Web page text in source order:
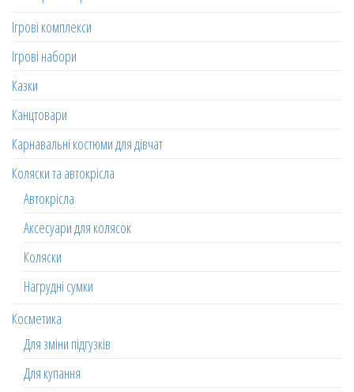
Ігрові комплекси
Ігрові набори
Казки
Канцтовари
Карнавальні костюми для дівчат
Коляски та автокрісла
Автокрісла
Аксесуари для колясок
Коляски
Нагрудні сумки
Косметика
Для зміни підгузків
Для купання